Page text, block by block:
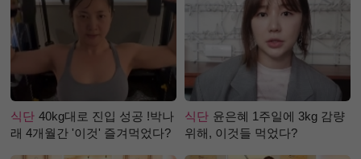
식단 40kg대로 진입 성공 !박나
래 4개월간 '이것' 즐겨먹었다?
식단 윤은혜 1주일에 3kg 감량
위해, 이것들 먹었다?